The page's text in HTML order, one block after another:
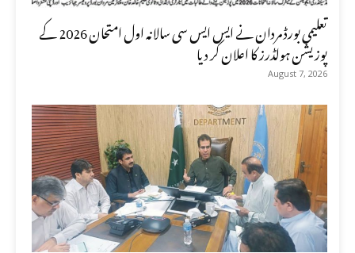
تعلیمی بورڈ مردان نے ایس ایس سی سالانہ اول امتحان 2026 کے
پوزیشن ہولڈرز کا اعلان کر دیا
August 7, 2026